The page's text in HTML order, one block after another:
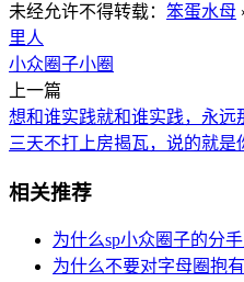
未经允许不得转载： 笨蛋水母
里人
小众圈子小圈
上一篇
想和谁实践就和谁实践，永远
三天不打上房揭瓦，说的就是
相关推荐
为什么sp小众圈子的分
为什么不要对字母圈抱